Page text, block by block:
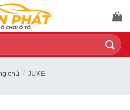
chủ / JUKE